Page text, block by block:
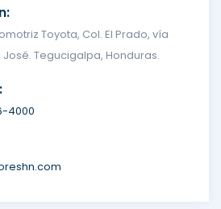
Toyota, Col. El Prado, vía
Tegucigalpa, Honduras.
4000